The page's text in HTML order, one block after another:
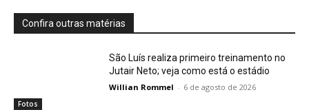
Confira outras matérias
Fotos
São Luís realiza primeiro treinamento no
Jutair Neto; veja como está o estádio
Willian Rommel - 6 de agosto de 2026